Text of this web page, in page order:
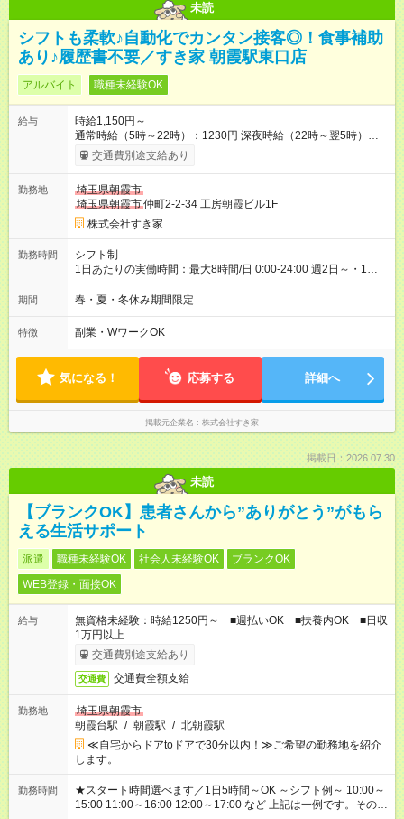
未読
シフトも柔軟♪自動化でカンタン接客◎！食事補助
あり♪履歴書不要／すき家 朝霞駅東口店
アルバイト 職種未経験OK
給与
時給1,150円～
通常時給（5時～22時）：1230円 深夜時給（22時～翌5時）：
1563円 高校生時給：1150円 【特別手当】早朝手当（5：00-9：
00）時給+150円 【試用期間】試用期間あり 試用期間の長さ：1
30日（※条件変更なし）ですが、切り上げで一ヶ月とさせてい
ただきます。 研修制度あり：15時間(研修中も同時給）
交通費別途支給あり
勤務地
埼玉県朝霞市
埼玉県朝霞市仲町2-2-34 工房朝霞ビル1F
株式会社すき家
勤務時間
シフト制
1日あたりの実働時間：最大8時間/日 0:00-24:00 週2日～・1日
2h～OK ＜シフト例＞ 〇朝帯 5:00-9:00 〇昼帯 9:00-14:00 〇午
後帯 14:00-18:00 〇夜帯 18:00-22:00 〇深夜帯 22:00-翌5:00 基
ます♪
期間 春・夏・冬休み期間限定
特徴 副業・WワークOK
気になる！ 応募する 詳細へ
掲載元企業名 株式会社すき家
掲載日：2026.07.30
未読
【ブランクOK】患者さんから”ありがとう”がもら
える生活サポート
派遣 職種未経験OK 社会人未経験OK
ブランクOK
WEB登録・面接OK
給与
無資格未経験：時給1250円～ ■週払いOK ■扶養内OK ■日収
1万円以上
交通費別途支給あり
交通費 交通費全額支給
勤務地
埼玉県朝霞市
朝霞台駅 / 朝霞駅 / 北朝霞駅
≪自宅からドアtoドアで30分以内！≫ご希望の勤務地を紹介
します。
勤務時間
★スタート時間選べます／1日5時間～OK ～シフト例～ 10:00～
15:00 11:00～16:00 12:00～17:00 など 上記は一例です。その他